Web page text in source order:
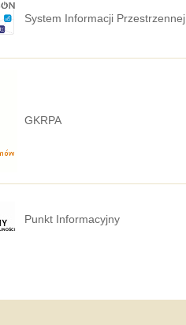
System Informacji Przestrzennej
GKRPA
Punkt Informacyjny